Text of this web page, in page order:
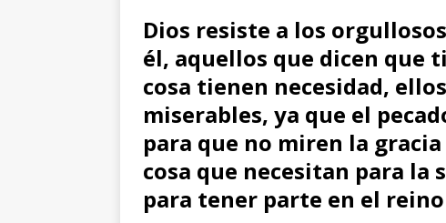
Dios resiste a los
él, aquellos que dicen que
cosa tienen necesidad,
miserables, ya que el
para que no miren la
cosa que necesitan para la
para tener parte en el reino